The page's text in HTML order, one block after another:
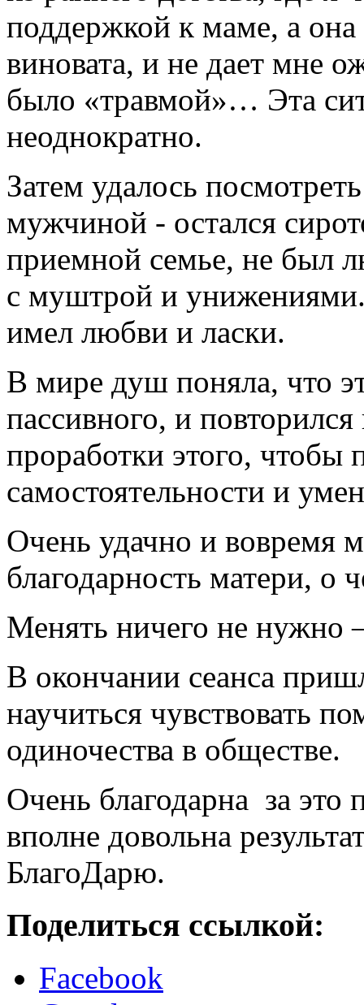
поддержкой к маме, а она
виновата, и не дает мне
было «травмой»… Эта
неоднократно.
Затем удалось
мужчиной - остался
приемной семье, не был
с муштрой и
имел любви и ласки.
В мире душ поняла, что
пассивного, и
проработки этого, чтобы
самостоятельности и
Очень удачно и вовремя
благодарность матери, о
Менять ничего не нужно
В окончании сеанса
научиться чувствовать
одиночества в обществе.
Очень благодарна за это
вполне довольна
БлагоДарю.
Поделиться ссылкой:
Facebook